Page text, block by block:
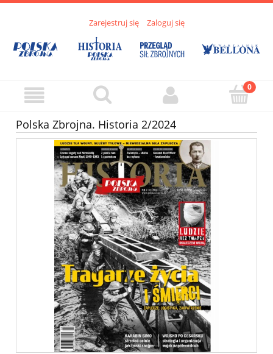
Zarejestruj się Zaloguj się
Polska Zbrojna. Historia 2/2024